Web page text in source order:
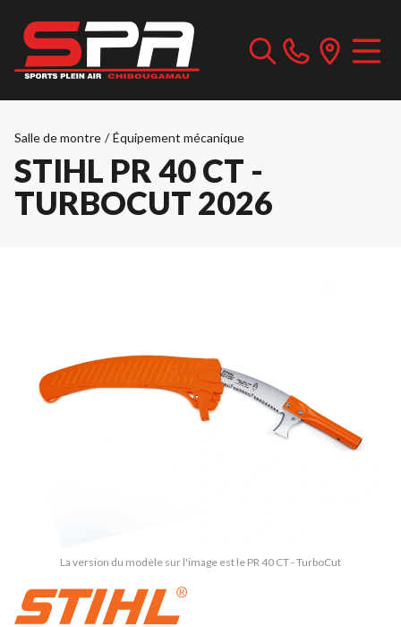
Salle de montre / Équipement mécanique
STIHL PR 40 CT -
TURBOCUT 2026
La version du modèle sur l'image est le PR 40 CT - TurboCut